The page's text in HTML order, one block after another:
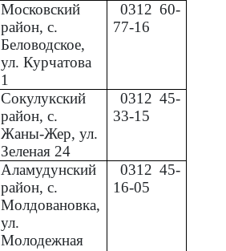
Московский
район, с.
Беловодское,
ул. Курчатова
1
0312 60-
77-16
Сокулукский
район, с.
Жаны-Жер, ул.
Зеленая 24
0312 45-
33-15
Аламудунский
район, с.
Молдовановка,
ул.
Молодежная
0312 45-
16-05